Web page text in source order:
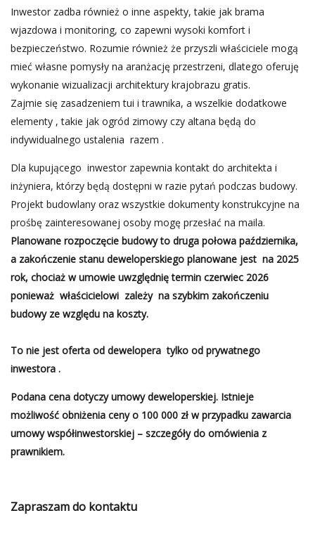
Inwestor zadba również o inne aspekty, takie jak brama
wjazdowa i monitoring, co zapewni wysoki komfort i
bezpieczeństwo. Rozumie również że przyszli właściciele mogą
mieć własne pomysły na aranżację przestrzeni, dlatego oferuję
wykonanie wizualizacji architektury krajobrazu gratis.
Zajmie się zasadzeniem tui i trawnika, a wszelkie dodatkowe
elementy , takie jak ogród zimowy czy altana będą do
indywidualnego ustalenia razem .
Dla kupującego inwestor zapewnia kontakt do architekta i
inżyniera, którzy będą dostępni w razie pytań podczas budowy.
Projekt budowlany oraz wszystkie dokumenty konstrukcyjne na
prośbę zainteresowanej osoby mogę przesłać na maila.
Planowane rozpoczęcie budowy to druga połowa października,
a zakończenie stanu deweloperskiego planowane jest na 2025
rok, chociaż w umowie uwzględnię termin czerwiec 2026
ponieważ właścicielowi zależy na szybkim zakończeniu
budowy ze względu na koszty.
To nie jest oferta od dewelopera tylko od prywatnego
inwestora .
Podana cena dotyczy umowy deweloperskiej. Istnieje
możliwość obniżenia ceny o 100 000 zł w przypadku zawarcia
umowy współinwestorskiej – szczegóły do omówienia z
prawnikiem.
Zapraszam do kontaktu